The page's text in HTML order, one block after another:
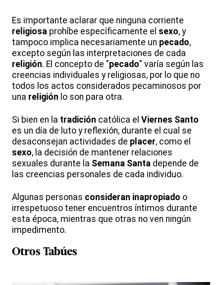
Es importante aclarar que ninguna corriente
religiosa prohíbe específicamente el sexo, y
tampoco implica necesariamente un pecado,
excepto según las interpretaciones de cada
religión. El concepto de "pecado" varía según las
creencias individuales y religiosas, por lo que no
todos los actos considerados pecaminosos por
una religión lo son para otra.
Si bien en la tradición católica el Viernes Santo
es un día de luto y reflexión, durante el cual se
desaconsejan actividades de placer, como el
sexo, la decisión de mantener relaciones
sexuales durante la Semana Santa depende de
las creencias personales de cada individuo.
Algunas personas consideran inapropiado o
irrespetuoso tener encuentros íntimos durante
esta época, mientras que otras no ven ningún
impedimento.
Otros Tabúes